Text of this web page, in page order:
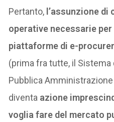
Pertanto, l’assunzione di
operative necessarie
piattaforme di e-
(prima fra tutte, il
Pubblica
diventa azione
voglia fare del mercato